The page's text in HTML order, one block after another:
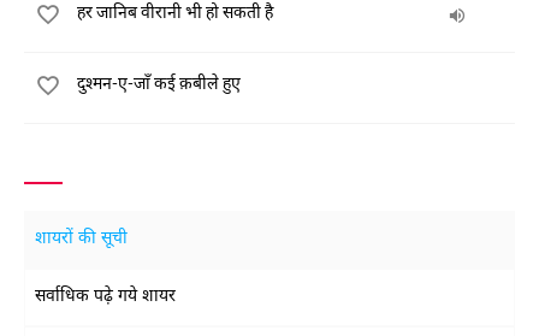
हर जानिब वीरानी भी हो सकती है
दुश्मन-ए-जाँ कई क़बीले हुए
शायरों की सूची
सर्वाधिक पढ़े गये शायर